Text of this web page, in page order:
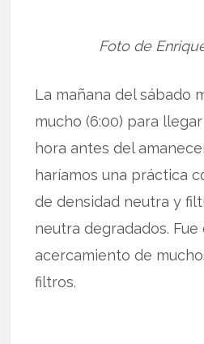
Foto de
La mañana del sábado
mucho (6:00) para
hora antes del
haríamos una práctica
de densidad neutra y
neutra degradados.
acercamiento de
filtros.